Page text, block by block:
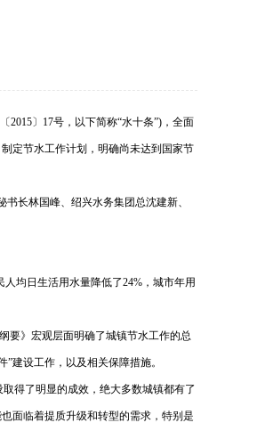
〕17号，以下简称“水十条”)，全面
定节水工作计划，明确尚未达到国家节
长林国峰、绍兴水务集团总沈建新、
均日生活用水量降低了24%，城市年用
要》宏观层面明确了城镇节水工作的总
件”建设工作，以及相关保障措施。
得了明显的成效，绝大多数城镇都有了
面临着提质升级和转型的需求，特别是